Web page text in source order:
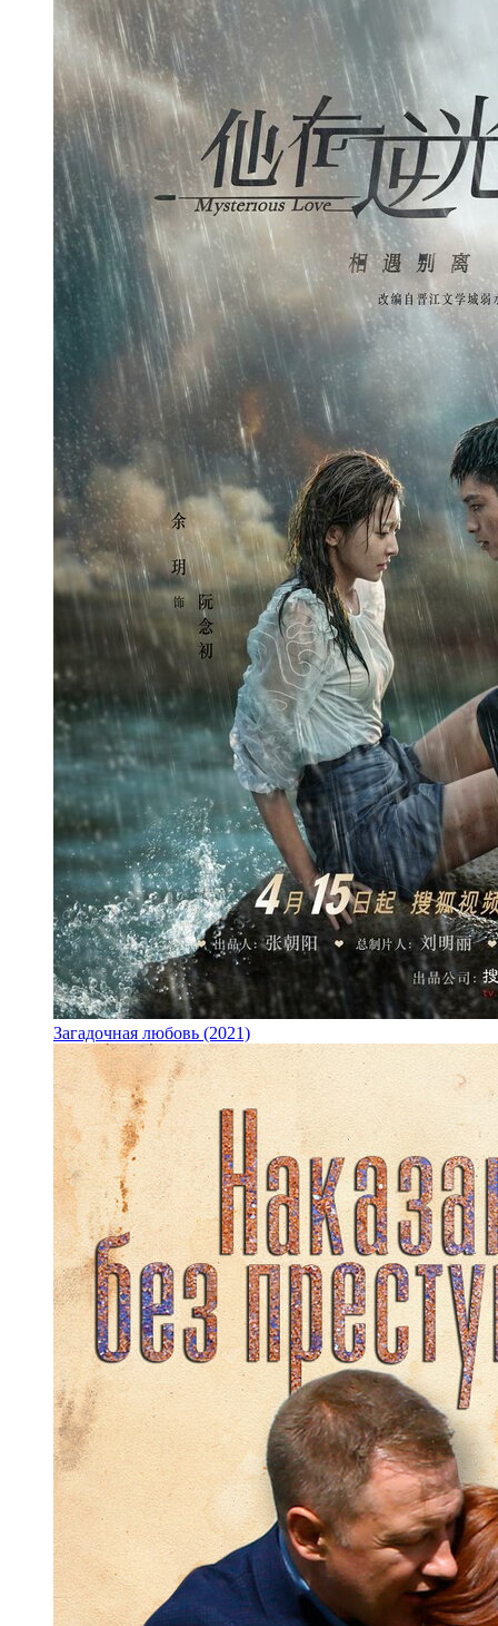
Загадочная любовь (2021)